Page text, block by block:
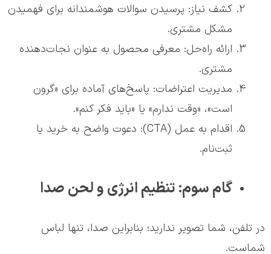
کشف نیاز: پرسیدن سوالات هوشمندانه برای فهمیدن
مشکل مشتری.
ارائه راه‌حل: معرفی محصول به عنوان نجات‌دهنده
مشتری.
مدیریت اعتراضات: پاسخ‌های آماده برای «گرون
است»، «وقت ندارم» یا «باید فکر کنم».
اقدام به عمل (CTA): دعوت واضح به خرید یا
ثبت‌نام.
گام سوم: تنظیم انرژی و لحن صدا
در تلفن، شما تصویر ندارید؛ بنابراین صدا، تنها لباس
شماست.